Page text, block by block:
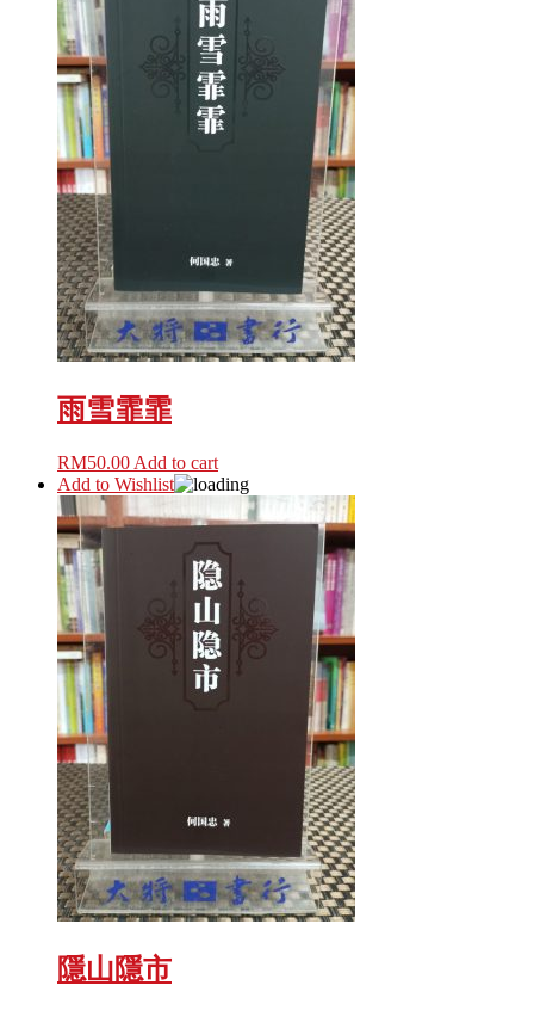
雨雪霏霏
RM50.00 Add to cart
Add to Wishlist
隱山隱市